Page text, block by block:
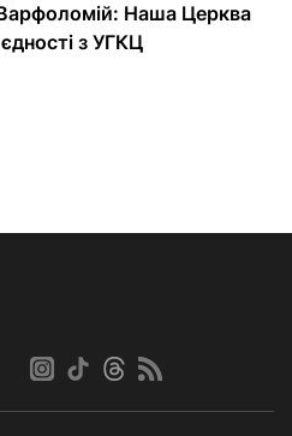
Наша Церква
з УГКЦ